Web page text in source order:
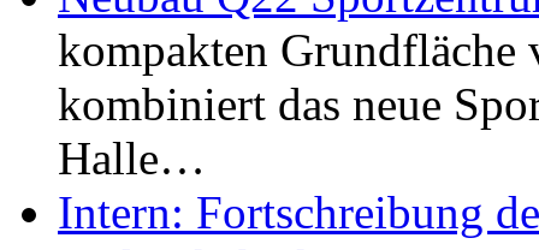
kompakten Grundfläche
kombiniert das neue
Halle…
Intern: Fortschreibung